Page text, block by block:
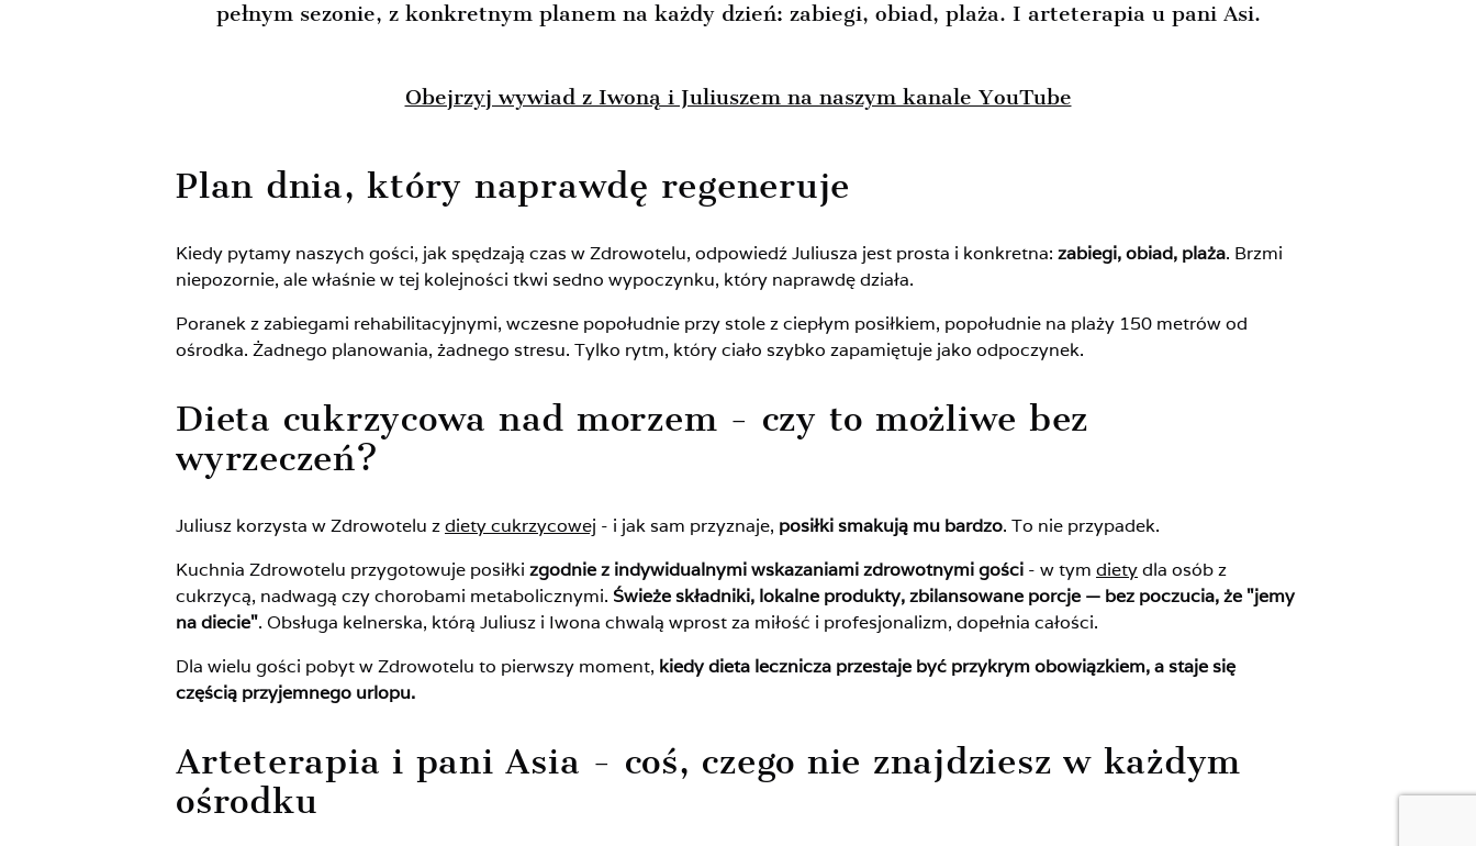
pełnym sezonie, z konkretnym planem na każdy dzień: zabiegi, obiad, plaża. I arteterapia u pani Asi.
Obejrzyj wywiad z Iwoną i Juliuszem na naszym kanale YouTube
Plan dnia, który naprawdę regeneruje
Kiedy pytamy naszych gości, jak spędzają czas w Zdrowotelu, odpowiedź Juliusza jest prosta i konkretna: zabiegi, obiad, plaża. Brzmi
niepozornie, ale właśnie w tej kolejności tkwi sedno wypoczynku, który naprawdę działa.
Poranek z zabiegami rehabilitacyjnymi, wczesne popołudnie przy stole z ciepłym posiłkiem, popołudnie na plaży 150 metrów od
ośrodka. Żadnego planowania, żadnego stresu. Tylko rytm, który ciało szybko zapamiętuje jako odpoczynek.
Dieta cukrzycowa nad morzem - czy to możliwe bez
wyrzeczeń?
Juliusz korzysta w Zdrowotelu zdiety cukrzycowej - i jak sam przyznaje, posiłki smakują mu bardzo. To nie przypadek.
Kuchnia Zdrowotelu przygotowuje posiłki zgodnie z indywidualnymi wskazaniami zdrowotnymi gości - w tym dietydla osób z
cukrzycą, nadwagą czy chorobami metabolicznymi. Świeże składniki, lokalne produkty, zbilansowane porcje — bez poczucia, że "jemy
na diecie". Obsługa kelnerska, którą Juliusz i Iwona chwalą wprost za miłość i profesjonalizm, dopełnia całości.
Dla wielu gości pobyt w Zdrowotelu to pierwszy moment, kiedy dieta lecznicza przestaje być przykrym obowiązkiem, a staje się
częścią przyjemnego urlopu.
Arteterapia i pani Asia - coś, czego nie znajdziesz w każdym
ośrodku